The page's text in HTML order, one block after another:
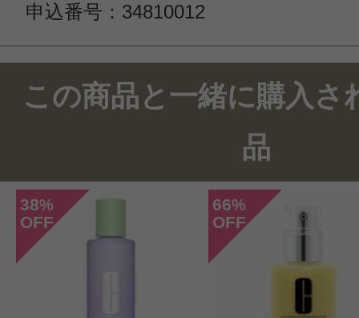
申込番号：34810012
この商品のクチコミ
19件のレビュー
投稿日：2020年09月
マリン 様
／50代前半
この商品と一緒に購入さ
品
38%
OFF
66%
OFF